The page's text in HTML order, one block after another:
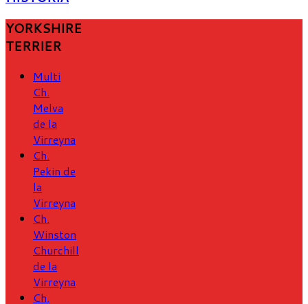
YORKSHIRE
TERRIER
Multi
Ch.
Melva
de la
Virreyna
Ch.
Pekin de
la
Virreyna
Ch.
Winston
Churchill
de la
Virreyna
Ch.